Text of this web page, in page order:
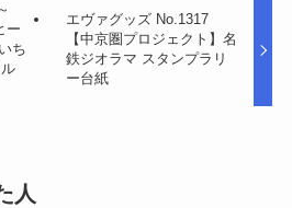
ー
ち
エヴァグッズ No.1317
【中京圏プロジェクト】名
鉄ジオラマ スタンプラリ
ー台紙
人